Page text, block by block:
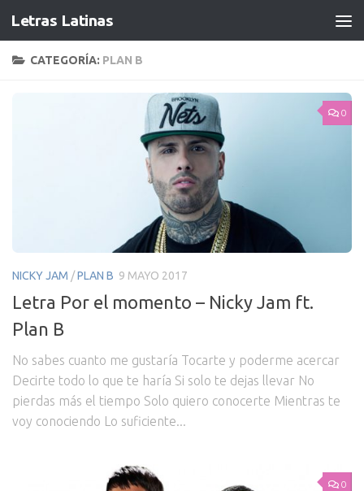
Letras Latinas
CATEGORÍA: PLAN B
0
NICKY JAM /PLAN B 9 MAYO 2017
Letra Por el momento – Nicky Jam ft.
Plan B
No sabes cuanto me gustaría Tocarte y poderme acercar
Decirte todo lo que te haría Si solo te dejas llevar No
pierdas más el tiempo Solo quiero conocerte Mientras te
voy conociendo Lo suficiente...
0